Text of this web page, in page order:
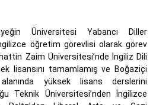
Üniversitesi Yabancı Diller
öğretim görevlisi olarak görev
Zaim Üniversitesi’nde İngiliz Dili
lisansını tamamlamış ve Boğaziçi
yüksek lisans derslerini
Teknik Üniversitesi’nden İngilizce